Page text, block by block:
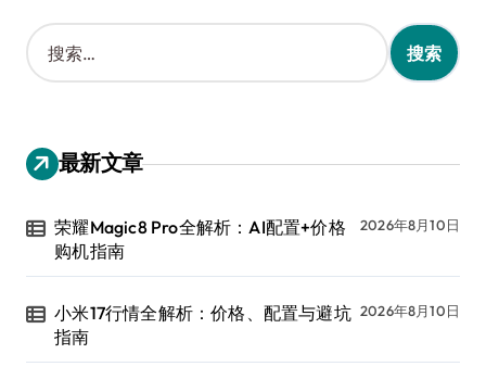
搜
索
：
最新文章
荣耀Magic8 Pro全解析：AI配置+价格
购机指南
2026年8月10日
小米17行情全解析：价格、配置与避坑
指南
2026年8月10日